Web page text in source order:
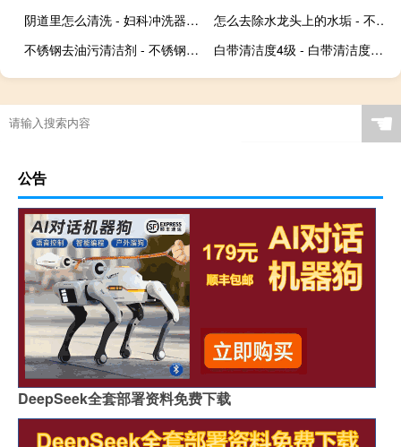
阴道里怎么清洗 - 妇科冲洗器用法步骤图
怎么去除水龙头上的水垢 - 不锈钢水龙头上水垢清除妙招
不锈钢去油污清洁剂 - 不锈钢表面油污清洗剂
白带清洁度4级 - 白带清洁度由四到三
☚
公告
DeepSeek全套部署资料免费下载